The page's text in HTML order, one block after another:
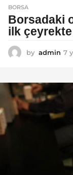
BORSA
Borsadaki
ilk
by admin 7